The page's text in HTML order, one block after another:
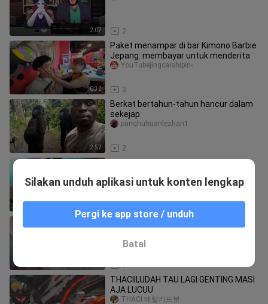
2:07 2
0:32
Paket menampar di bar Kimono Barbie
Jepang: membayar untuk menderita
3
YouTubejingcaishipin-
2:52
Berkat bertahun-tahun hancur dalam
sekejap
2
panghuhuanlezhan1
natsuki subaru aura
First Time Gambar Gaun Berdetail,
6
myonXD
THACIII,UDAH TAU LAGI GENTING MASI
AJA LUCUU
THACI.메탈카드봇
Silakan unduh aplikasi untuk konten lengkap
Pergi ke app store / unduh
Batal